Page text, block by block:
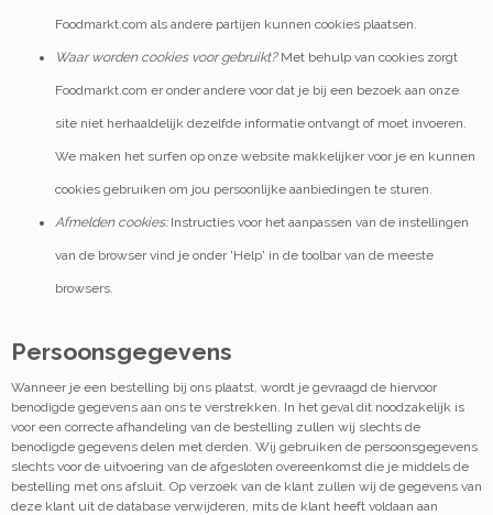
Foodmarkt.com als andere partijen kunnen cookies plaatsen.
Waar worden cookies voor gebruikt?Met behulp van cookies zorgt
Foodmarkt.com er onder andere voor dat je bij een bezoek aan onze
site niet herhaaldelijk dezelfde informatie ontvangt of moet invoeren.
We maken het surfen op onze website makkelijker voor je en kunnen
cookies gebruiken om jou persoonlijke aanbiedingen te sturen.
Afmelden cookies: Instructies voor het aanpassen van de instellingen
van de browser vind je onder 'Help' in de toolbar van de meeste
browsers.
Persoonsgegevens
Wanneer je een bestelling bij ons plaatst, wordt je gevraagd de hiervoor
benodigde gegevens aan ons te verstrekken. In het geval dit noodzakelijk is
voor een correcte afhandeling van de bestelling zullen wij slechts de
benodigde gegevens delen met derden. Wij gebruiken de persoonsgegevens
slechts voor de uitvoering van de afgesloten overeenkomst die je middels de
bestelling met ons afsluit. Op verzoek van de klant zullen wij de gegevens van
deze klant uit de database verwijderen, mits de klant heeft voldaan aan